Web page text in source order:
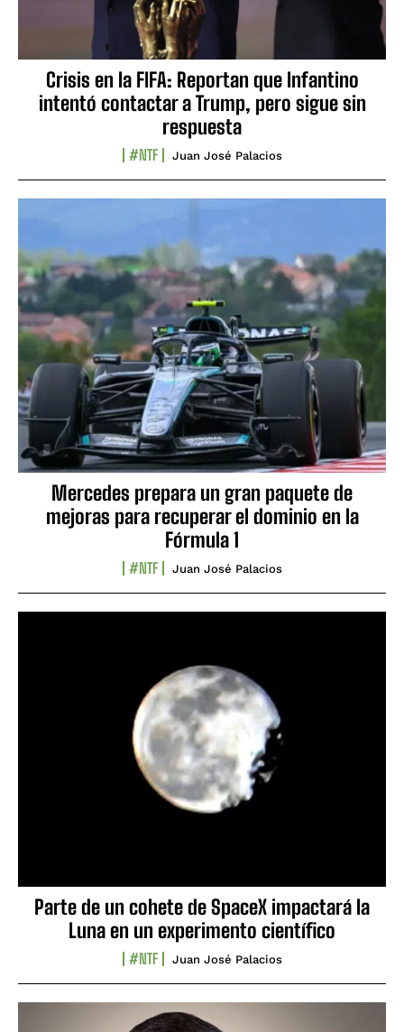
Crisis en la FIFA: Reportan que Infantino
intentó contactar a Trump, pero sigue sin
respuesta
#NTF Juan José Palacios
Mercedes prepara un gran paquete de
mejoras para recuperar el dominio en la
Fórmula 1
#NTF Juan José Palacios
Parte de un cohete de SpaceX impactará la
Luna en un experimento científico
#NTF Juan José Palacios